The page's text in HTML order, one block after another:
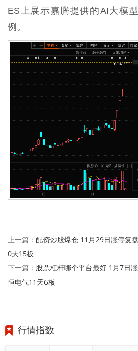
ES上展示嘉腾提供的AI大模
例。
上一篇： 配资炒股爆仓 11月29日涨停复
0天15板
下一篇： 股票杠杆哪个平台最好 1月7日
恒电气11天6板
行情指数